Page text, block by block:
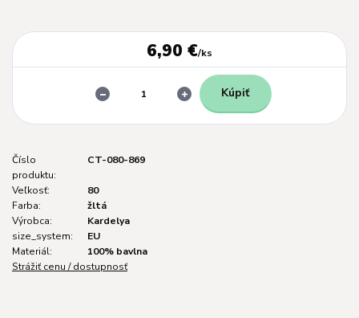
6,90 €/ks
Kúpiť
Číslo
produktu:
CT-080-869
Veľkosť:
80
Farba:
žltá
Výrobca:
Kardelya
size_system:
EU
Materiál:
100% bavlna
Strážiť cenu / dostupnosť